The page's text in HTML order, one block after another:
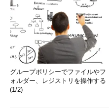
グループポリシーでファイルやフ
ォルダー、レジストリを操作する
(1/2)